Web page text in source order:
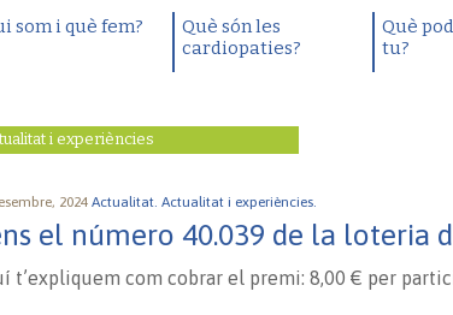
som i què fem?
Què són les
cardiopaties?
Què
tu?
i experiències
2024 Actualitat. Actualitat i experiències.
el número 40.039 de la loteria
t’expliquem com cobrar el premi: 8,00 € per